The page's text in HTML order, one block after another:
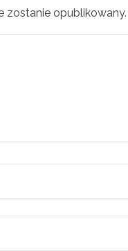
zostanie opublikowany.